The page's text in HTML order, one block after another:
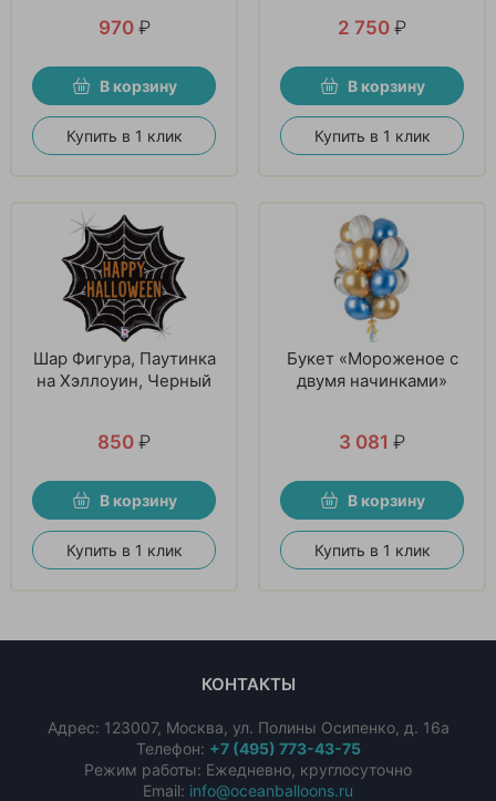
970 ₽
В корзину
Купить в 1 клик
2 750 ₽
В корзину
Купить в 1 клик
Шар Фигура, Паутинка
на Хэллоуин, Черный
850 ₽
В корзину
Купить в 1 клик
Букет «Мороженое с
двумя начинками»
3 081 ₽
В корзину
Купить в 1 клик
КОНТАКТЫ
Адрес: 123007, Москва, ул. Полины Осипенко, д. 16а
Телефон: +7 (495) 773-43-75
Режим работы: Ежедневно, круглосуточно
Email: info@oceanballoons.ru